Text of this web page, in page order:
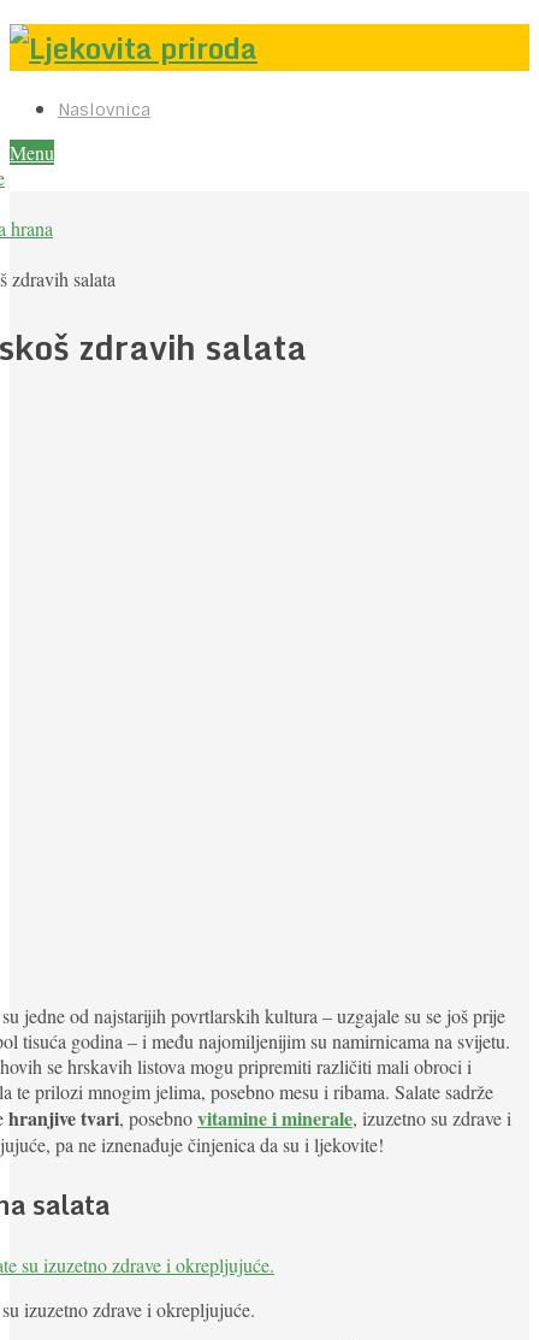
Naslovnica
Menu
hrana
zdravih salata
zdravih salata
jedne od najstarijih povrtlarskih kultura – uzgajale su se još prije
tisuća godina – i među najomiljenijim su namirnicama na svijetu.
se hrskavih listova mogu pripremiti različiti mali obroci i
te prilozi mnogim jelima, posebno mesu i ribama. Salate sadrže
hranjive tvari, posebnovitamine i minerale, izuzetno su zdrave i
pa ne iznenađuje činjenica da su i ljekovite!
salata
izuzetno zdrave i okrepljujuće.